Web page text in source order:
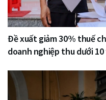
Đề xuất giảm 30% thuế
doanh nghiệp thu dưới